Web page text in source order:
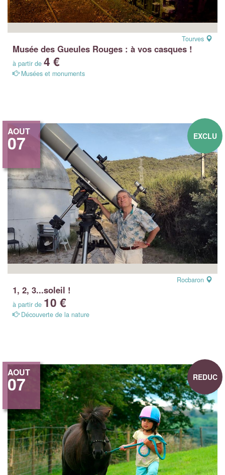
Tourves
Musée des Gueules Rouges : à vos casques !
à partir de 4 €
Musées et monuments
Rocbaron
1, 2, 3...soleil !
à partir de 10 €
Découverte de la nature
AOUT
07 EXCLU
AOUT
07 REDUC